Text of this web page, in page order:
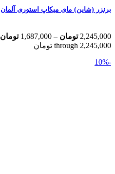
برنزر (شاین) مای میکاپ استوری آلمان
2,245,000 تومان –
1,687,000 تومان
through 2,245,000 تومان
-10%